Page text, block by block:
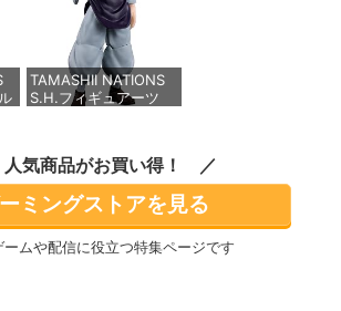
インドボックス フィギ
ュア おもちゃ ガチャ
ガチャ
価格：¥2,750
動
TAMASHII NATIONS
S.H.フィギュアーツ
可動フィギュア
価格：¥12,000
人気商品がお買い得！
ミングストアを見る
ームや配信に役立つ特集ページです